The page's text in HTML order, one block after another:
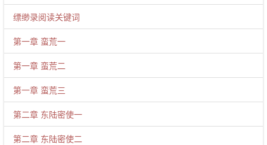
缥缈录阅读关键词
第一章 蛮荒一
第一章 蛮荒二
第一章 蛮荒三
第二章 东陆密使一
第二章 东陆密使二